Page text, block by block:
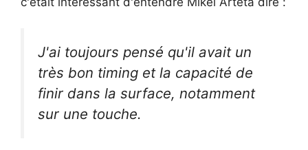
J'ai toujours pensé qu'il avait un
très bon timing et la capacité de
finir dans la surface, notamment
sur une touche.